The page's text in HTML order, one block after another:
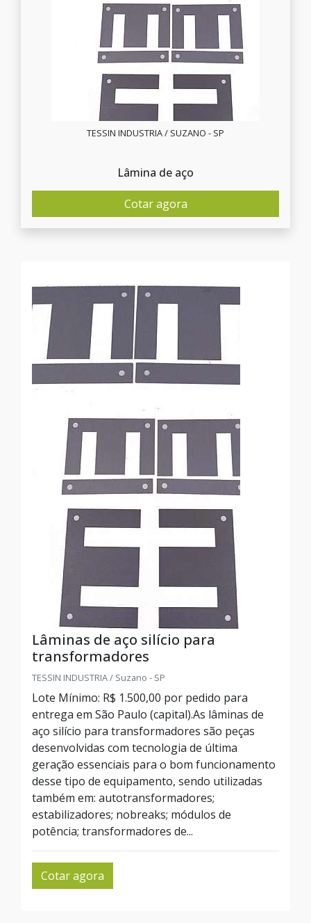
TESSIN INDUSTRIA / SUZANO - SP
Lâmina de aço
Cotar agora
Lâminas de aço silício para
transformadores
TESSIN INDUSTRIA / Suzano - SP
Lote Mínimo: R$ 1.500,00 por pedido para
entrega em São Paulo (capital).As lâminas de
aço silício para transformadores são peças
desenvolvidas com tecnologia de última
geração essenciais para o bom funcionamento
desse tipo de equipamento, sendo utilizadas
também em: autotransformadores;
estabilizadores; nobreaks; módulos de
potência; transformadores de...
Cotar agora